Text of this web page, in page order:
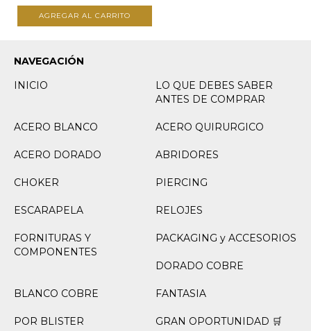
NAVEGACIÓN
INICIO
LO QUE DEBES SABER
ANTES DE COMPRAR
ACERO BLANCO ACERO QUIRURGICO
ACERO DORADO ABRIDORES
CHOKER PIERCING
ESCARAPELA RELOJES
FORNITURAS Y
COMPONENTES
PACKAGING y ACCESORIOS
DORADO COBRE
BLANCO COBRE FANTASIA
POR BLISTER GRAN OPORTUNIDAD 🛒